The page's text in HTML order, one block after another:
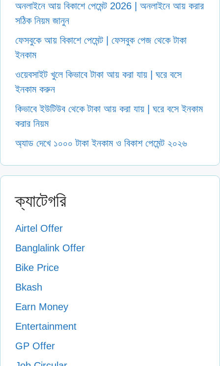
অনলাইনে আয় বিকাশে পেমেন্ট 2026 | অনলাইনে আয় করার
সঠিক নিয়ম জানুন
ফেসবুকে আয় বিকাশে পেমেন্ট | ফেসবুক পেজ থেকে টাকা
ইনকাম
ওয়েবসাইট খুলে কিভাবে টাকা আয় করা যায় | ঘরে বসে
ইনকাম করুন
কিভাবে ইউটিউব থেকে টাকা আয় করা যায় | ঘরে বসে ইনকাম
করার নিয়ম
অ্যাড দেখে ১০০০ টাকা ইনকাম ও বিকাশ পেমেন্ট ২০২৬
ক্যাটেগরি
Airtel Offer
Banglalink Offer
Bike Price
Bkash
Earn Money
Entertainment
GP Offer